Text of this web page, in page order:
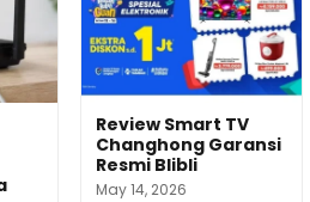
Review Smart TV
Changhong Garansi
Resmi Blibli
May 14, 2026